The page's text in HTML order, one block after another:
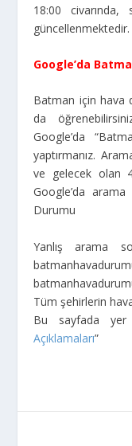
18:00
güncellenmektedir.
Google’da
Batman için hava
da
Google’da
yaptırmanız.
ve gelecek olan
Google’da
Durumu
Yanlış arama
Tüm şehirlerin
Bu sayfada
Açıklamaları”